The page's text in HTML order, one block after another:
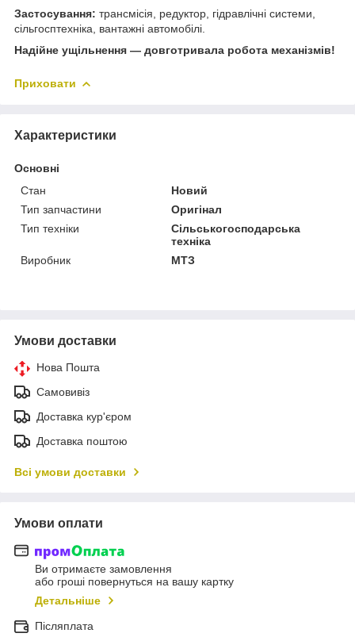
Застосування: трансмісія, редуктор, гідравлічні системи,
сільгосптехніка, вантажні автомобілі.
Надійне ущільнення — довготривала робота механізмів!
Приховати
Характеристики
Основні
Стан
Новий
Тип запчастини
Оригінал
Тип техніки
Сільськогосподарська
техніка
Виробник
МТЗ
Умови доставки
Нова Пошта
Самовивіз
Доставка кур'єром
Доставка поштою
Всі умови доставки
Умови оплати
Ви отримаєте замовлення
або гроші повернуться на вашу картку
Детальніше
Післяплата